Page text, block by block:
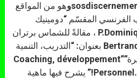
وهو من المواقع
الفرنسي المقسّم “دومينيك
أوزينيه”P.Dominique Auzenet ، مقالةً للشماس برتران
بعنوان: “التدريب، التنمية
البشرية، الخدعة الكبيرة””Coaching, développement
Personnel. La grande illusion!” يشرح فيها ماهية